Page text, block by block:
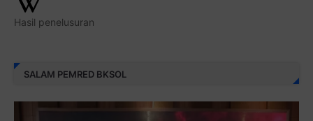
Hasil penelusuran
SALAM PEMRED BKSOL